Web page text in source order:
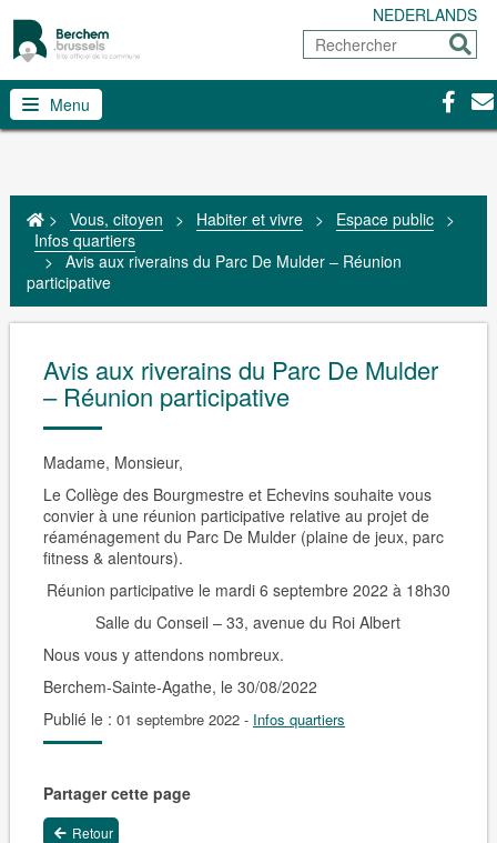
NEDERLANDS
Rechercher
Menu
> Vous, citoyen > Habiter et vivre > Espace public
>
Infos quartiers
> Avis aux riverains du Parc De Mulder – Réunion
participative
Avis aux riverains du Parc De Mulder
– Réunion participative
Madame, Monsieur,
Le Collège des Bourgmestre et Echevins souhaite vous
convier à une réunion participative relative au projet de
réaménagement du Parc De Mulder (plaine de jeux, parc
fitness & alentours).
Réunion participative le mardi 6 septembre 2022 à 18h30
Salle du Conseil – 33, avenue du Roi Albert
Nous vous y attendons nombreux.
Berchem-Sainte-Agathe, le 30/08/2022
Publié le : 01 septembre 2022 - Infos quartiers
Partager cette page
Retour